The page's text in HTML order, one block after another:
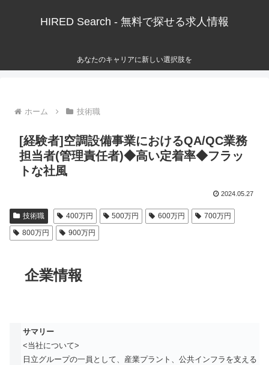
HIRED Search - 無料で探せる求人情報
あなたのキャリアに新しい選択肢を
ホーム 技術職
[経験者]空調設備事業におけるQA/QC業務
担当者(管理責任者)◆高い定着率◆フラッ
トな社風
2024.05.27
技術職 400万円 500万円 600万円
700万円
800万円
900万円
企業情報
サマリー
<当社について>
日立グループの一員として、産業プラント、公共インフラを支える